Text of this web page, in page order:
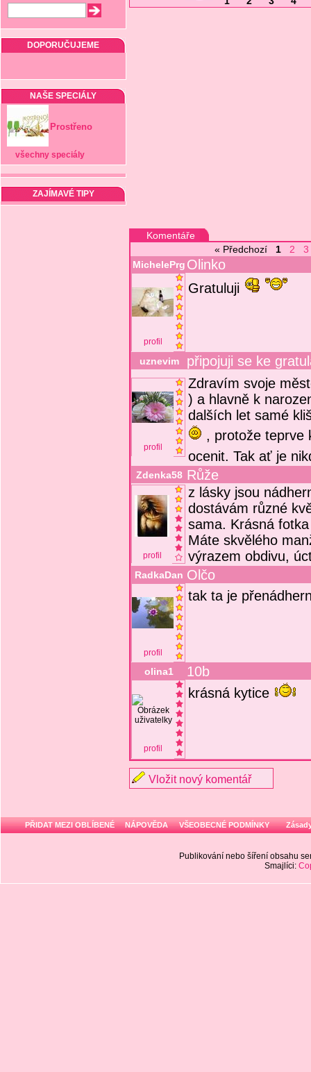
DOPORUČUJEME
NAŠE SPECIÁLY
Prostřeno
všechny speciály
ZAJÍMAVÉ TIPY
Komentáře
« Předchozí
1 2
3
MichelePrg Olinko
profil
Gratuluji
uznevim připojuji se ke
profil
Zdravím svoje
) a hlavně k
dalších let samé
, protože teprve
ocenit. Tak ať je
Zdenka58 Růže
profil
z lásky jsou
dostávám různé
sama. Krásná
Máte skvělého
výrazem obdivu,
RadkaDan Olčo
profil
tak ta je
olina1 10b
profil
krásná kytice
Vložit nový komentář
PŘIDAT MEZI OBLÍBENÉ NÁPOVĚDA VŠEOBECNÉ PODMÍNKY
Publikování nebo šíření obsahu
Smajlíci: